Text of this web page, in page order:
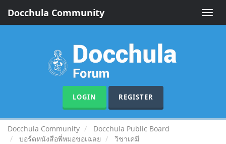
Toggle
Docchula Community
LOGIN REGISTER
Docchula Community
Docchula Public Board
บอร์ดหนังสือพี่หมอขอเฉลย
วิชาเคมี